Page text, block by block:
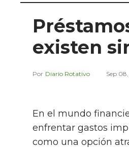
existen
Diario Rotativo Sep
En el mundo
enfrentar gastos
como una opción